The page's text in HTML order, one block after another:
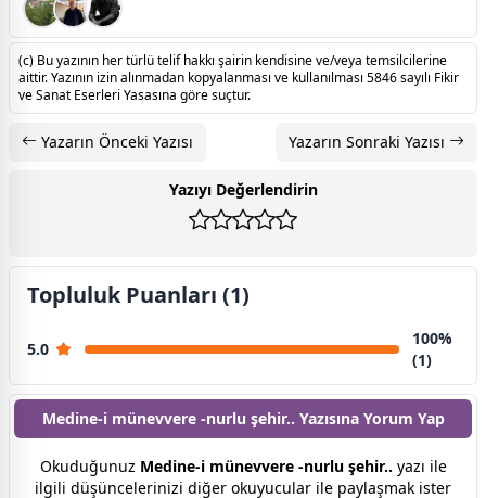
(c) Bu yazının her türlü telif hakkı şairin kendisine ve/veya temsilcilerine
aittir. Yazının izin alınmadan kopyalanması ve kullanılması 5846 sayılı Fikir
ve Sanat Eserleri Yasasına göre suçtur.
Yazarın Önceki Yazısı Yazarın Sonraki Yazısı
Yazıyı Değerlendirin
Topluluk Puanları (1)
5.0
100%
(1)
Medine-i münevvere -nurlu şehir.. Yazısına Yorum Yap
Okuduğunuz Medine-i münevvere -nurlu şehir.. yazı ile
ilgili düşüncelerinizi diğer okuyucular ile paylaşmak ister